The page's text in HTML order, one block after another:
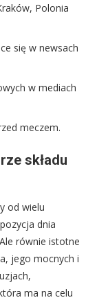
Polonia
się w newsach
w mediach
meczem.
składu
od wielu
dnia
równie istotne
jego mocnych i
ma na celu